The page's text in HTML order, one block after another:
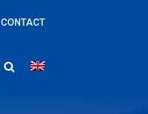
CONTACT